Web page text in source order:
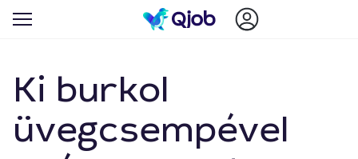
Ki burkol
üvegcsempével